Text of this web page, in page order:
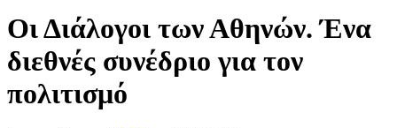
Οι Διάλογοι των Αθηνών. Ένα
διεθνές συνέδριο για τον
πολιτισμό